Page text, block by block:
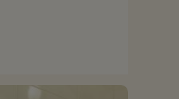
sont réservables avec